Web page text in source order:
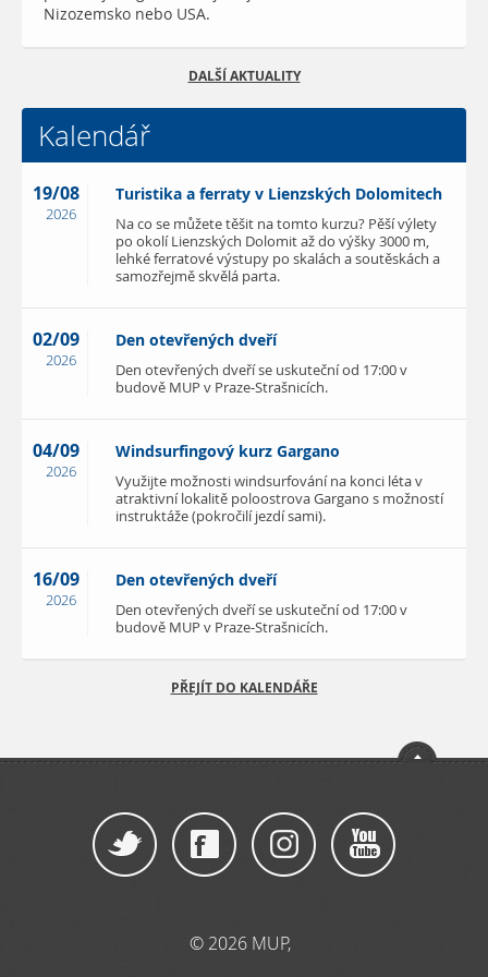
Nizozemsko nebo USA.
DALŠÍ AKTUALITY
Kalendář
19/08
2026
Turistika a ferraty v Lienzských Dolomitech
Na co se můžete těšit na tomto kurzu? Pěší výlety
po okolí Lienzských Dolomit až do výšky 3000 m,
lehké ferratové výstupy po skalách a soutěskách a
samozřejmě skvělá parta.
02/09
2026
Den otevřených dveří
Den otevřených dveří se uskuteční od 17:00 v
budově MUP v Praze-Strašnicích.
04/09
2026
Windsurfingový kurz Gargano
Využijte možnosti windsurfování na konci léta v
atraktivní lokalitě poloostrova Gargano s možností
instruktáže (pokročilí jezdí sami).
16/09
2026
Den otevřených dveří
Den otevřených dveří se uskuteční od 17:00 v
budově MUP v Praze-Strašnicích.
PŘEJÍT DO KALENDÁŘE
© 2026 MUP,